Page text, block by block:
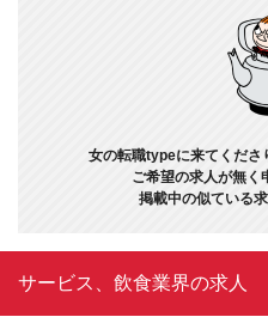
女の転職typeに来てくださ
ご希望の求人が無
掲載中の似ている
サービス、飲食業界の求人